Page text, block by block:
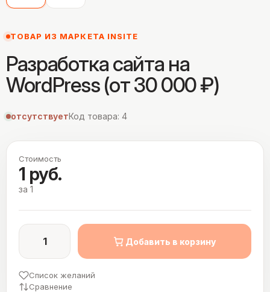
ТОВАР ИЗ МАРКЕТА INSITE
Разработка сайта на
WordPress (от 30 000 ₽)
отсутствуетКод товара: 4
Стоимость
1 руб.
за 1
Количество
Добавить в корзину
Список желаний
Сравнение